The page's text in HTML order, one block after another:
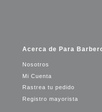
Acerca de Para
Nosotros
Mi Cuenta
Rastrea tu pedido
Registro mayorista